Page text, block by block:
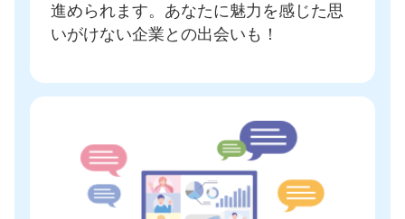
進められます。あなたに魅力を感じた思
いがけない企業との出会いも！